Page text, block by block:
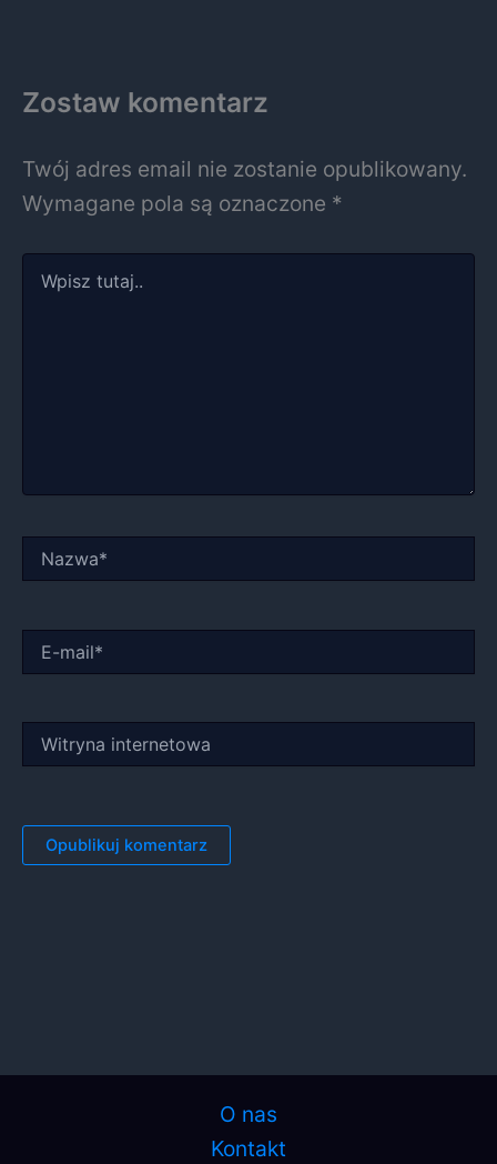
Zostaw komentarz
Twój adres email nie zostanie opublikowany.
Wymagane pola są oznaczone *
tutaj..
mail*
internetowa
O nas
Kontakt